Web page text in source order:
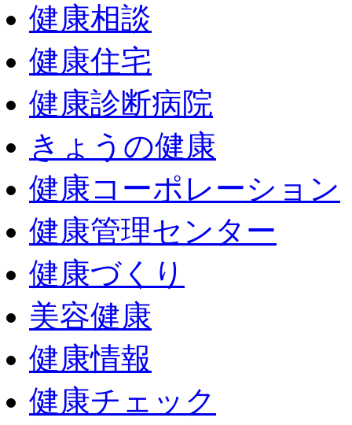
健康相談
健康住宅
健康診断病院
きょうの健康
健康コーポレーション
健康管理センター
健康づくり
美容健康
健康情報
健康チェック